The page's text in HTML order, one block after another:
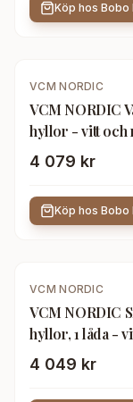
Köp hos Bobo
VCM NORDIC
VCM NORDIC
hyllor - vitt och
4 079 kr
Köp hos Bobo
VCM NORDIC
VCM NORDIC
hyllor, 1 låda -
4 049 kr